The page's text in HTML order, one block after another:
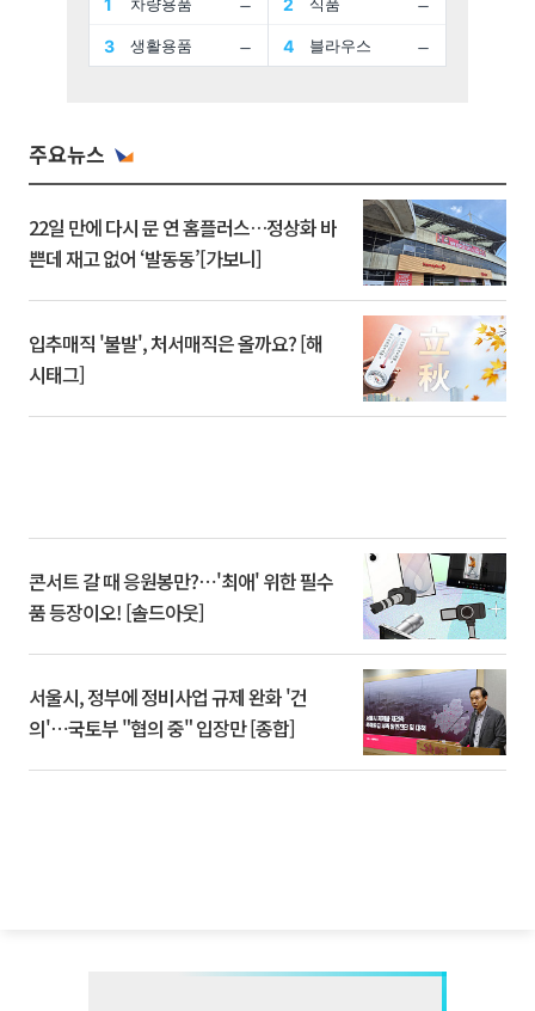
주요뉴스
22일 만에 다시 문 연 홈플러스…정상화 바
쁜데 재고 없어 ‘발동동’[가보니]
입추매직 '불발', 처서매직은 올까요? [해
시태그]
콘서트 갈 때 응원봉만?⋯'최애' 위한 필수
품 등장이오! [솔드아웃]
서울시, 정부에 정비사업 규제 완화 '건
의'⋯국토부 "협의 중" 입장만 [종합]